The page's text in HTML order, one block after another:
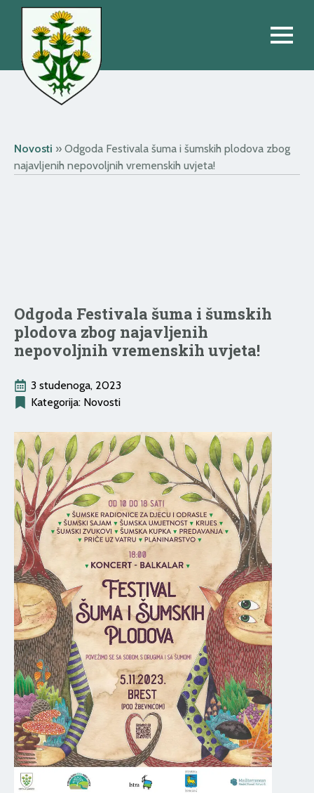
Novosti » Odgoda Festivala šuma i šumskih plodova zbog
najavljenih nepovoljnih vremenskih uvjeta!
Odgoda Festivala šuma i šumskih
plodova zbog najavljenih
nepovoljnih vremenskih uvjeta!
3 studenoga, 2023
Kategorija: Novosti